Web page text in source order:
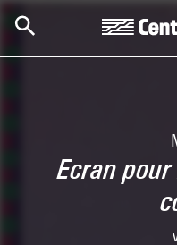
Skip to main content
Ecran